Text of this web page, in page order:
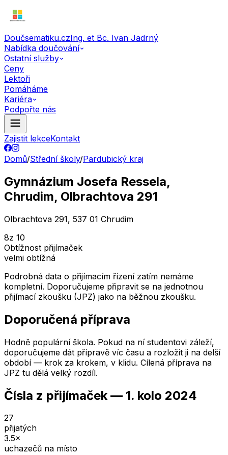
Doučsematiku.czIng. et Bc. Ivan Jadrný
Nabídka doučování
Ostatní služby
Ceny
Lektoři
Pomáháme
Kariéra
Podpořte nás
Zajistit lekceKontakt
Domů/Střední školy/Pardubický kraj
Gymnázium Josefa Ressela,
Chrudim, Olbrachtova 291
Olbrachtova 291, 537 01 Chrudim
8z 10
Obtížnost přijímaček
velmi obtížná
Podrobná data o přijímacím řízení zatím nemáme
kompletní. Doporučujeme připravit se na jednotnou
přijímací zkoušku (JPZ) jako na běžnou zkoušku.
Doporučená příprava
Hodně populární škola. Pokud na ní studentovi záleží,
doporučujeme dát přípravě víc času a rozložit ji na delší
období — krok za krokem, v klidu. Cílená příprava na
JPZ tu dělá velký rozdíl.
Čísla z přijímaček — 1. kolo 2024
27
přijatých
3.5×
uchazečů na místo